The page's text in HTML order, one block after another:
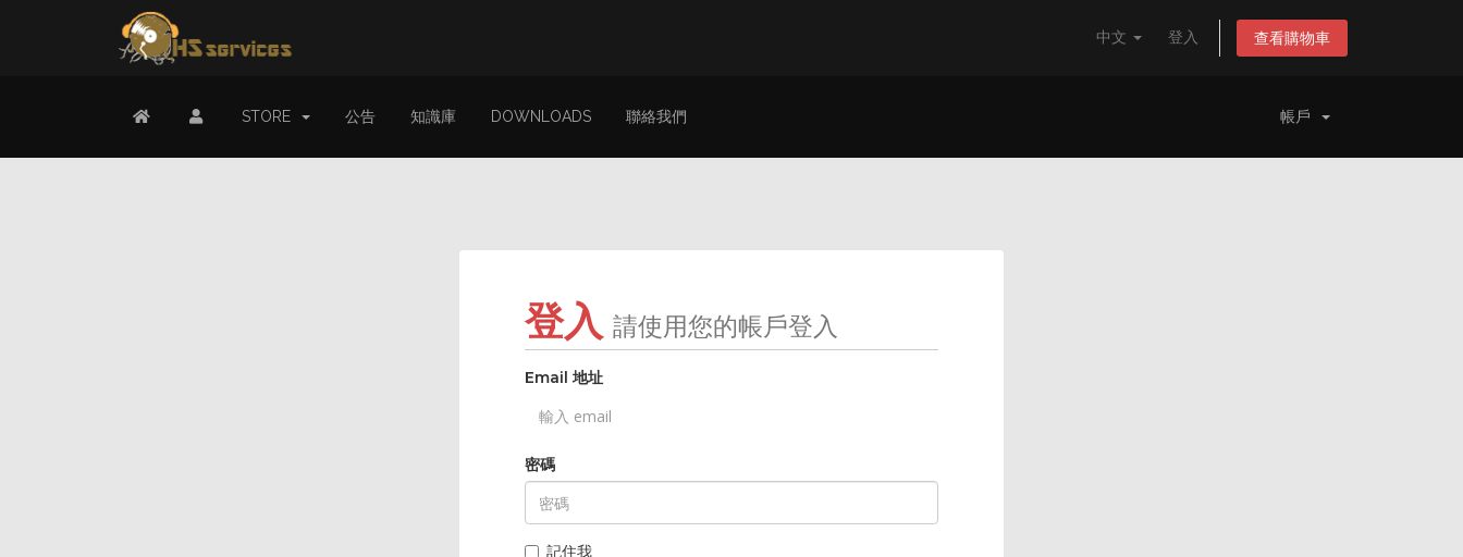
中文 登入 查看購物車
STORE 公告 知識庫 DOWNLOADS 聯絡我們 帳戶
登入 請使用您的帳戶登入
Email 地址
密碼
記住我